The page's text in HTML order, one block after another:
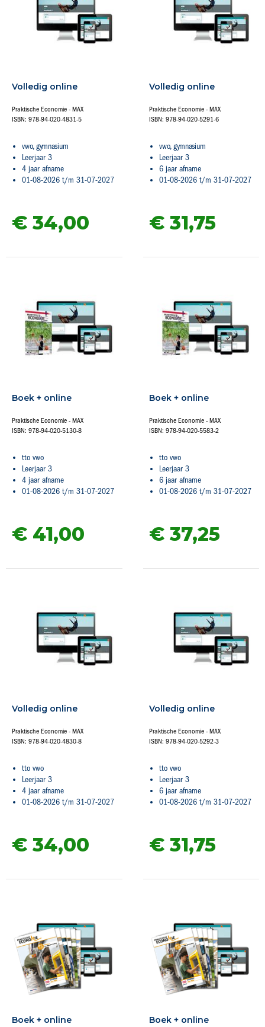
Volledig online
Praktische Economie - MAX
ISBN: 978-94-020-4831-5
vwo, gymnasium
Leerjaar 3
4 jaar afname
01-08-2026 t/m 31-07-2027
€ 34,00
Volledig online
Praktische Economie - MAX
ISBN: 978-94-020-5291-6
vwo, gymnasium
Leerjaar 3
6 jaar afname
01-08-2026 t/m 31-07-2027
€ 31,75
Boek + online
Praktische Economie - MAX
ISBN: 978-94-020-5130-8
tto vwo
Leerjaar 3
4 jaar afname
01-08-2026 t/m 31-07-2027
€ 41,00
Boek + online
Praktische Economie - MAX
ISBN: 978-94-020-5583-2
tto vwo
Leerjaar 3
6 jaar afname
01-08-2026 t/m 31-07-2027
€ 37,25
Volledig online
Praktische Economie - MAX
ISBN: 978-94-020-4830-8
tto vwo
Leerjaar 3
4 jaar afname
01-08-2026 t/m 31-07-2027
€ 34,00
Volledig online
Praktische Economie - MAX
ISBN: 978-94-020-5292-3
tto vwo
Leerjaar 3
6 jaar afname
01-08-2026 t/m 31-07-2027
€ 31,75
Boek + online Boek + online